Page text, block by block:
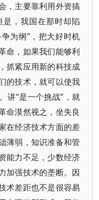
，主要靠利用外资搞
，我国在那时却陷
为纲”，把大好时机
命，如果我们能够利
抓紧应用新的科技成
的技术，就可以使我
讲“是一个挑战”，就
命漠然视之，坐失良
在经济技术方面的差
薄弱，知识准备和管
能力不足，少数经济
加强技术的垄断。因
术差距也不是很容易